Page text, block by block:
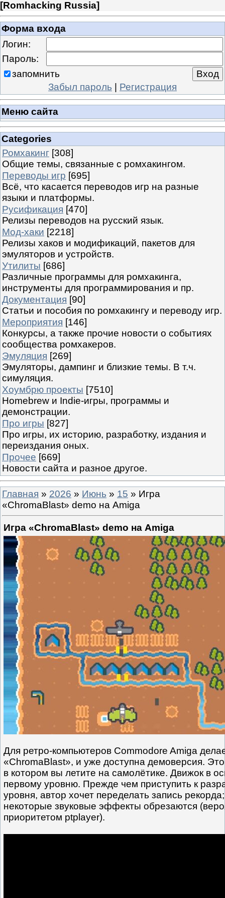
[Romhacking Russia]
Форма входа
Логин:
Пароль:
запомнить
Забыл пароль | Регистрация
Меню сайта
Categories
Ромхакинг [308]
Общие темы, связанные с ромхакингом.
Переводы игр [695]
Всё, что касается переводов игр на разные
языки и платформы.
Русификация [470]
Релизы переводов на русский язык.
Мод-хаки [2218]
Релизы хаков и модификаций, пакетов для
эмуляторов и устройств.
Утилиты [686]
Различные программы для ромхакинга,
инструменты для программирования и пр.
Документация [90]
Статьи и пособия по ромхакингу и переводу игр.
Мероприятия [146]
Конкурсы, а также прочие новости о событиях
сообщества ромхакеров.
Эмуляция [269]
Эмуляторы, дампинг и близкие темы. В т.ч.
симуляция.
Хоумбрю проекты [7510]
Homebrew и Indie-игры, программы и
демонстрации.
Про игры [827]
Про игры, их историю, разработку, издания и
переиздания оных.
Прочее [669]
Новости сайта и разное другое.
Главная » 2026 » Июнь » 15 » Игра
«ChromaBlast» demo на Amiga
Игра «ChromaBlast» demo на Amiga
Для ретро-компьютеров Commodore Amiga
«ChromaBlast», и уже доступна демоверсия.
в котором вы летите на самолётике. Движок в
первому уровню. Прежде чем приступить к
уровня, автор хочет переделать запись
некоторые звуковые эффекты обрезаются
приоритетом ptplayer).